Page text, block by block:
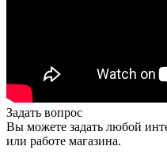
Задать вопрос
Вы можете задать любой
или работе магазина.